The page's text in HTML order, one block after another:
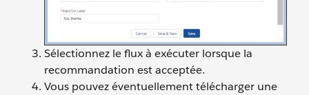
Sélectionnez le flux à exécuter lorsque la
recommandation est acceptée.
Vous pouvez éventuellement télécharger une